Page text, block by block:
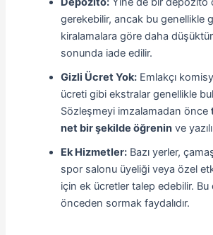
gerekebilir, ancak bu genellikle
kiralamalara göre daha
sonunda iade edilir.
Gizli Ücret Yok: Emlakçı
ücreti gibi ekstralar genellikle
Sözleşmeyi imzalamadan önce
net bir şekilde öğrenin ve
Ek Hizmetler: Bazı yerler,
spor salonu üyeliği veya özel
için ek ücretler talep edebilir. Bu
önceden sormak faydalıdır.